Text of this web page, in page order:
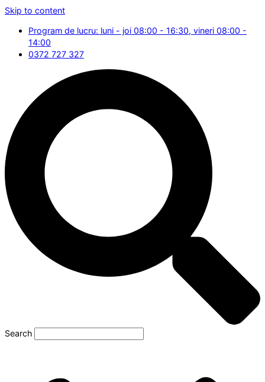
Skip to content
Program de lucru: luni - joi 08:00 - 16:30, vineri 08:00 -
14:00
0372 727 327
Search